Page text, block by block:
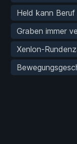
Held kann
Graben immer
Xenlon-